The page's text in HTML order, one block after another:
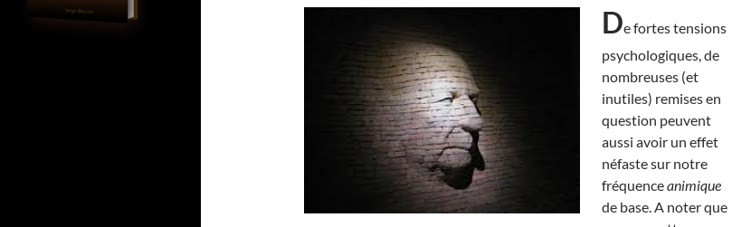
De fortes tensions
psychologiques, de
nombreuses (et
inutiles) remises en
question peuvent
aussi avoir un effet
néfaste sur notre
fréquenceanimique
de base. A noter que